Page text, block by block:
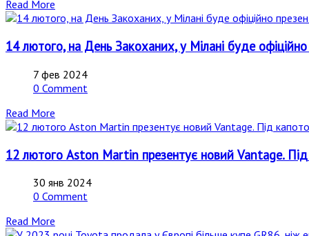
Read More
14 лютого, на День Закоханих, у Мілані буде
7 фев 2024
0 Comment
Read More
12 лютого Aston Martin презентує новий Vantage.
30 янв 2024
0 Comment
Read More